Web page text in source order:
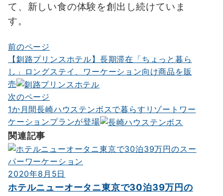
て、新しい食の体験を創出し続けていま
す。
投
稿
ナ
ビ
ゲ
ー
シ
ョ
ン
前のページ
【釧路プリンスホテル】長期滞在「ちょっと暮ら
し」ロングステイ、ワーケーション向け商品を販
売
次のページ
1か月間長崎ハウステンボスで暮らすリゾートワー
ケーションプランが登場
関連記事
2020年8月5日
ホテルニューオータニ東京で30泊39万円の